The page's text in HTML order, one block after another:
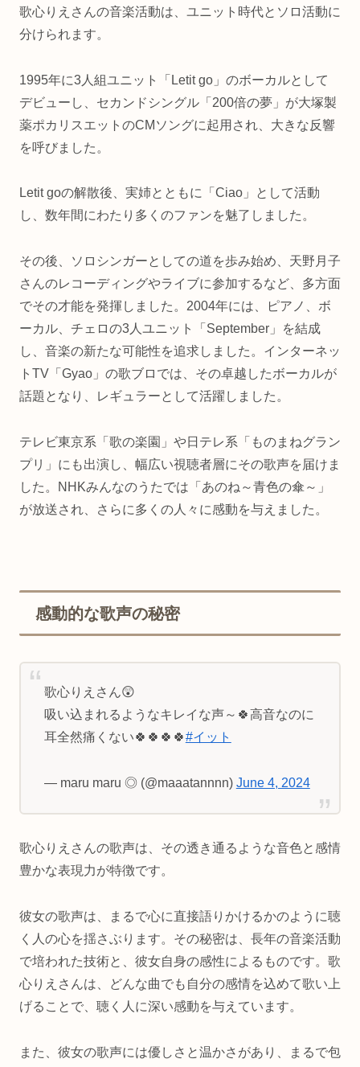
歌心りえさんの音楽活動は、ユニット時代とソロ活動に
分けられます。
1995年に3人組ユニット「Letit go」のボーカルとして
デビューし、セカンドシングル「200倍の夢」が大塚製
薬ポカリスエットのCMソングに起用され、大きな反響
を呼びました。
Letit goの解散後、実姉とともに「Ciao」として活動
し、数年間にわたり多くのファンを魅了しました。
その後、ソロシンガーとしての道を歩み始め、天野月子
さんのレコーディングやライブに参加するなど、多方面
でその才能を発揮しました。2004年には、ピアノ、ボ
ーカル、チェロの3人ユニット「September」を結成
し、音楽の新たな可能性を追求しました。インターネッ
トTV「Gyao」の歌ブロでは、その卓越したボーカルが
話題となり、レギュラーとして活躍しました。
テレビ東京系「歌の楽園」や日テレ系「ものまねグラン
プリ」にも出演し、幅広い視聴者層にその歌声を届けま
した。NHKみんなのうたでは「あのね～青色の傘～」
が放送され、さらに多くの人々に感動を与えました。
感動的な歌声の秘密
歌心りえさん😲
吸い込まれるようなキレイな声～🍀高音なのに
耳全然痛くない🍀🍀🍀🍀#イット
— maru maru ◎ (@maaatannnn) June 4, 2024
歌心りえさんの歌声は、その透き通るような音色と感情
豊かな表現力が特徴です。
彼女の歌声は、まるで心に直接語りかけるかのように聴
く人の心を揺さぶります。その秘密は、長年の音楽活動
で培われた技術と、彼女自身の感性によるものです。歌
心りえさんは、どんな曲でも自分の感情を込めて歌い上
げることで、聴く人に深い感動を与えています。
また、彼女の歌声には優しさと温かさがあり、まるで包